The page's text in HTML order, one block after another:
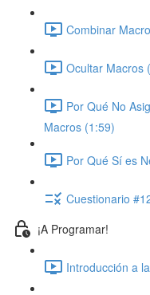
Combinar
Ocultar Macros
Por Qué No
Macros (1:59)
Por Qué Sí es
Cuestionario
¡A Programar!
Introducción a